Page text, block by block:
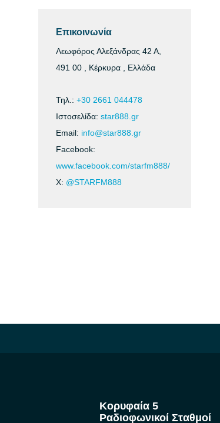
Επικοινωνία
Λεωφόρος Αλεξάνδρας 42 Α,
491 00 , Κέρκυρα , Ελλάδα
Τηλ.: +30 2661 044478
Ιστοσελίδα: star888.gr
Email: info@star888.gr
Facebook:
www.facebook.com/starfm888/
X: @STARFM888
Κορυφαία 5
Ραδιοφωνικοί Σταθμοί